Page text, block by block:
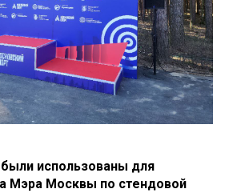
использованы для
Мэра Москвы по стендовой